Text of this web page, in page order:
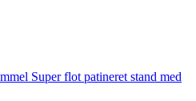
Super flot patineret stand med